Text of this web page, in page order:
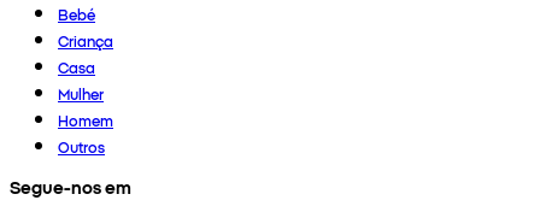
Bebé
Criança
Casa
Mulher
Homem
Outros
Segue-nos em